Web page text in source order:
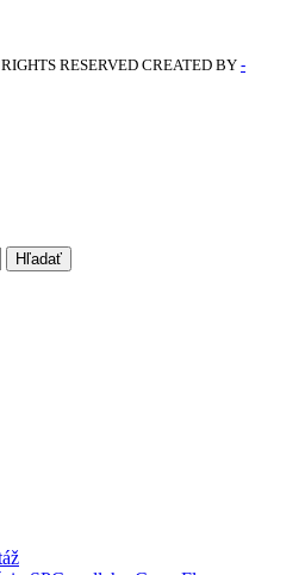
RESERVED CREATED BY -
Hľadať